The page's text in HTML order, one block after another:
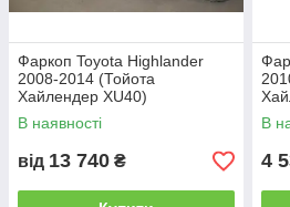
Фаркоп Toyota Highlander
2008-2014 (Тойота
Хайлендер XU40)
оцинкований Швидкознімний
автомат на ручці
В наявності
від 13 740 ₴
В
4